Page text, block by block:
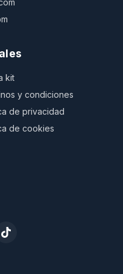
kit
y condiciones
de privacidad
de cookies